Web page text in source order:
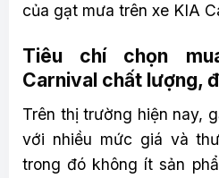
của gạt mưa trên xe KIA
Tiêu chí chọn
Carnival chất lượng,
Trên thị trường hiện nay,
với nhiều mức giá và
trong đó không ít sản